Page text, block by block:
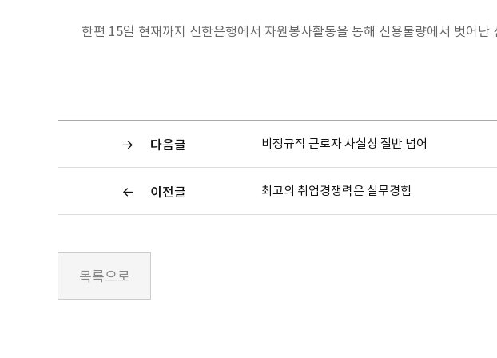
한편 15일 현재까지 신한은행에서 자원봉사활동을 통해 신용불량에서 벗어
다음글 비정규직 근로자 사실상 절반 넘어
이전글 최고의 취업경쟁력은 실무경험